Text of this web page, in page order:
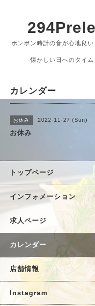
ボンボン時計の音が心地良
懐かしい日へのタイム
カレンダー
お休み 2022-11-27 (Sun)
お休み
トップページ
インフォメーション
求人ページ
カレンダー
店舗情報
Instagram